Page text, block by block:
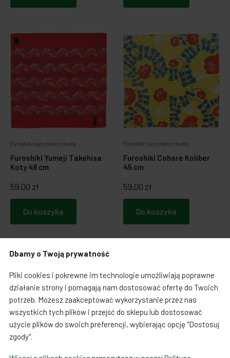
Furoshiki japońskie chusty
Furoshiki Yumeji Takehisa
Koty 48 cm
59,00 zł
Do koszyka
Furoshiki japońskie chusty
Furoshiki Cohare Koliber
45 cm
59,00 zł
Do koszyka
Dbamy o Twoją prywatność
Pliki cookies i pokrewne im technologie umożliwiają poprawne
działanie strony i pomagają nam dostosować ofertę do Twoich
potrzeb. Możesz zaakceptować wykorzystanie przez nas
wszystkich tych plików i przejść do sklepu lub dostosować
użycie plików do swoich preferencji, wybierając opcję "Dostosuj
zgody".